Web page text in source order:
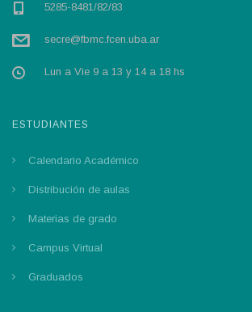
5285-8481/82/83
secre@fbmc.fcen.uba.ar
Lun a Vie 9 a 13 y 14 a 18 hs
ESTUDIANTES
Calendario Académico
Distribución de aulas
Materias de grado
Campus Virtual
Graduados